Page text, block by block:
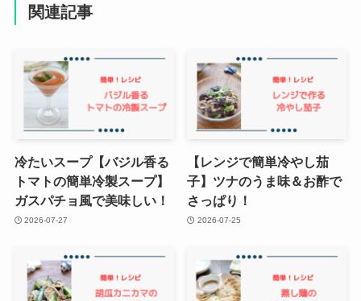
関連記事
冷たいスープ【バジル香る
トマトの簡単冷製スープ】
ガスパチョ風で美味しい！
2026-07-27
【レンジで簡単冷やし茄
子】ツナのうま味＆お酢で
さっぱり！
2026-07-25